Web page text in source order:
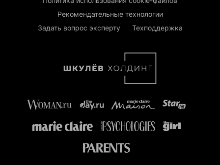
Рекомендательные технологии
Задать вопрос эксперту
Техподдержка